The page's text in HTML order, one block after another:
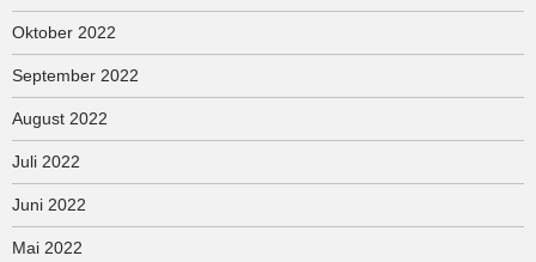
Oktober 2022
September 2022
August 2022
Juli 2022
Juni 2022
Mai 2022